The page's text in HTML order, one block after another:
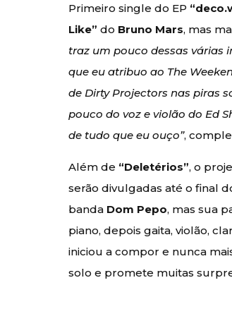
Primeiro single do EP
Like” do Bruno Mars, mas
traz um pouco dessas várias
que eu atribuo ao The
de Dirty Projectors nas piras
pouco do voz e violão do Ed
de tudo que eu ouço”,
Além de “Deletérios”, o
serão divulgadas até o final
banda Dom Pepo, mas sua
piano, depois gaita, violão,
iniciou a compor e nunca
solo e promete muitas